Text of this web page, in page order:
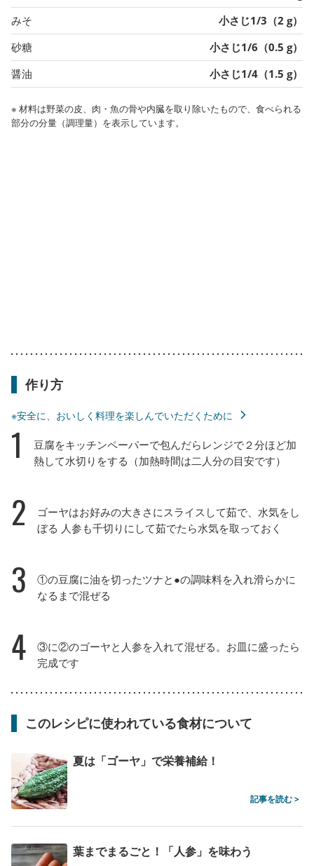
みそ
小さじ1/3（2 g）
砂糖
小さじ1/6（0.5 g）
醤油
小さじ1/4（1.5 g）
※ 材料は野菜の皮、肉・魚の骨や内臓を取り除いたもので、食べられる
部分の分量（調理量）を表示しています。
作り方
※安全に、おいしく料理を楽しんでいただくために
1
豆腐をキッチンペーパーで包んだらレンジで２分ほど加
熱して水切りをする（加熱時間は二人分の目安です）
2
ゴーヤはお好みの大きさにスライスして茹で、水気をし
ぼる 人参も千切りにして茹でたら水気を取っておく
3
①の豆腐に油を切ったツナと●の調味料を入れ滑らかに
なるまで混ぜる
4
③に②のゴーヤと人参を入れて混ぜる。お皿に盛ったら
完成です
このレシピに使われている食材について
夏は「ゴーヤ」で栄養補給！
記事を読む >
葉までまるごと！「人参」を味わう